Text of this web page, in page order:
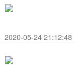
2020-05-24 21:12:48